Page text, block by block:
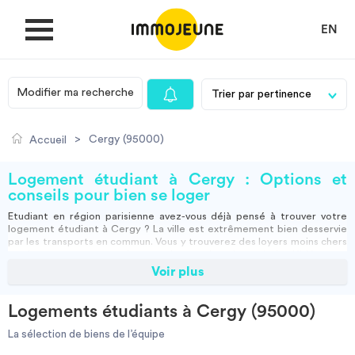
EN
MON COMPTE
Je cherche un logement
Villes
Modifier ma recherche
Accueil > Cergy (95000)
Logement étudiant à Cergy : Options et
conseils pour bien se loger
Etudiant en région parisienne avez-vous déjà pensé à trouver votre
logement étudiant à Cergy ? La ville est extrêmement bien desservie
par les transports en commun. Vous y trouverez des loyers moins chers
semble alléchante ? ImmoJeune met à votre disposition une série
d’annonces de logements pour vous simplifier la tâche et vous aider à
Les
logements étudiants de Cergy sont nombreux. Nous vous
recommandons de toujours jeter un coup d’œil sur les places
disponibles en résidence étudiante
vous pourrez choisir votre logement parmi une large sélection de
Voir plus
Logements étudiants à Cergy (95000)
La sélection de biens de l’équipe